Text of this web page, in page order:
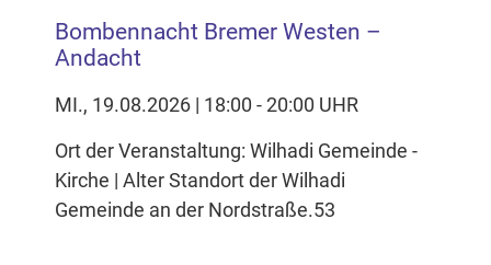
Bombennacht Bremer Westen –
Andacht
MI., 19.08.2026 | 18:00 - 20:00 UHR
Ort der Veranstaltung: Wilhadi Gemeinde -
Kirche | Alter Standort der Wilhadi
Gemeinde an der Nordstraße.53